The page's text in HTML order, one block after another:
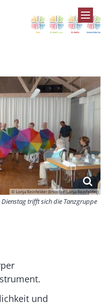
© Lonja Reinfelder (Ersteller: Lonja Reinfelder)
Dienstag trifft sich die Tanzgruppe
und